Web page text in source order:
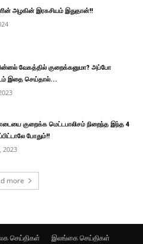
அழகின் இரகசியம் இதுதான்!!
வேகத்தில் குறைக்கனுமா? அப்போ
இதை செய்தால்...
குறைக்க மெட்டபாலிசம் நிறைந்த இந்த 4
போதும்!!
2023
more
செய்திகள் இலங்கை செய்திகள்